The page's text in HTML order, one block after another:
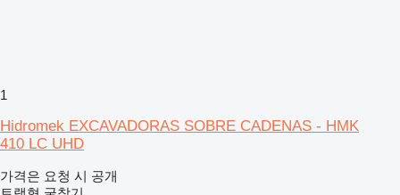
1
Hidromek EXCAVADORAS SOBRE CADENAS - HMK
410 LC UHD
가격은 요청 시 공개